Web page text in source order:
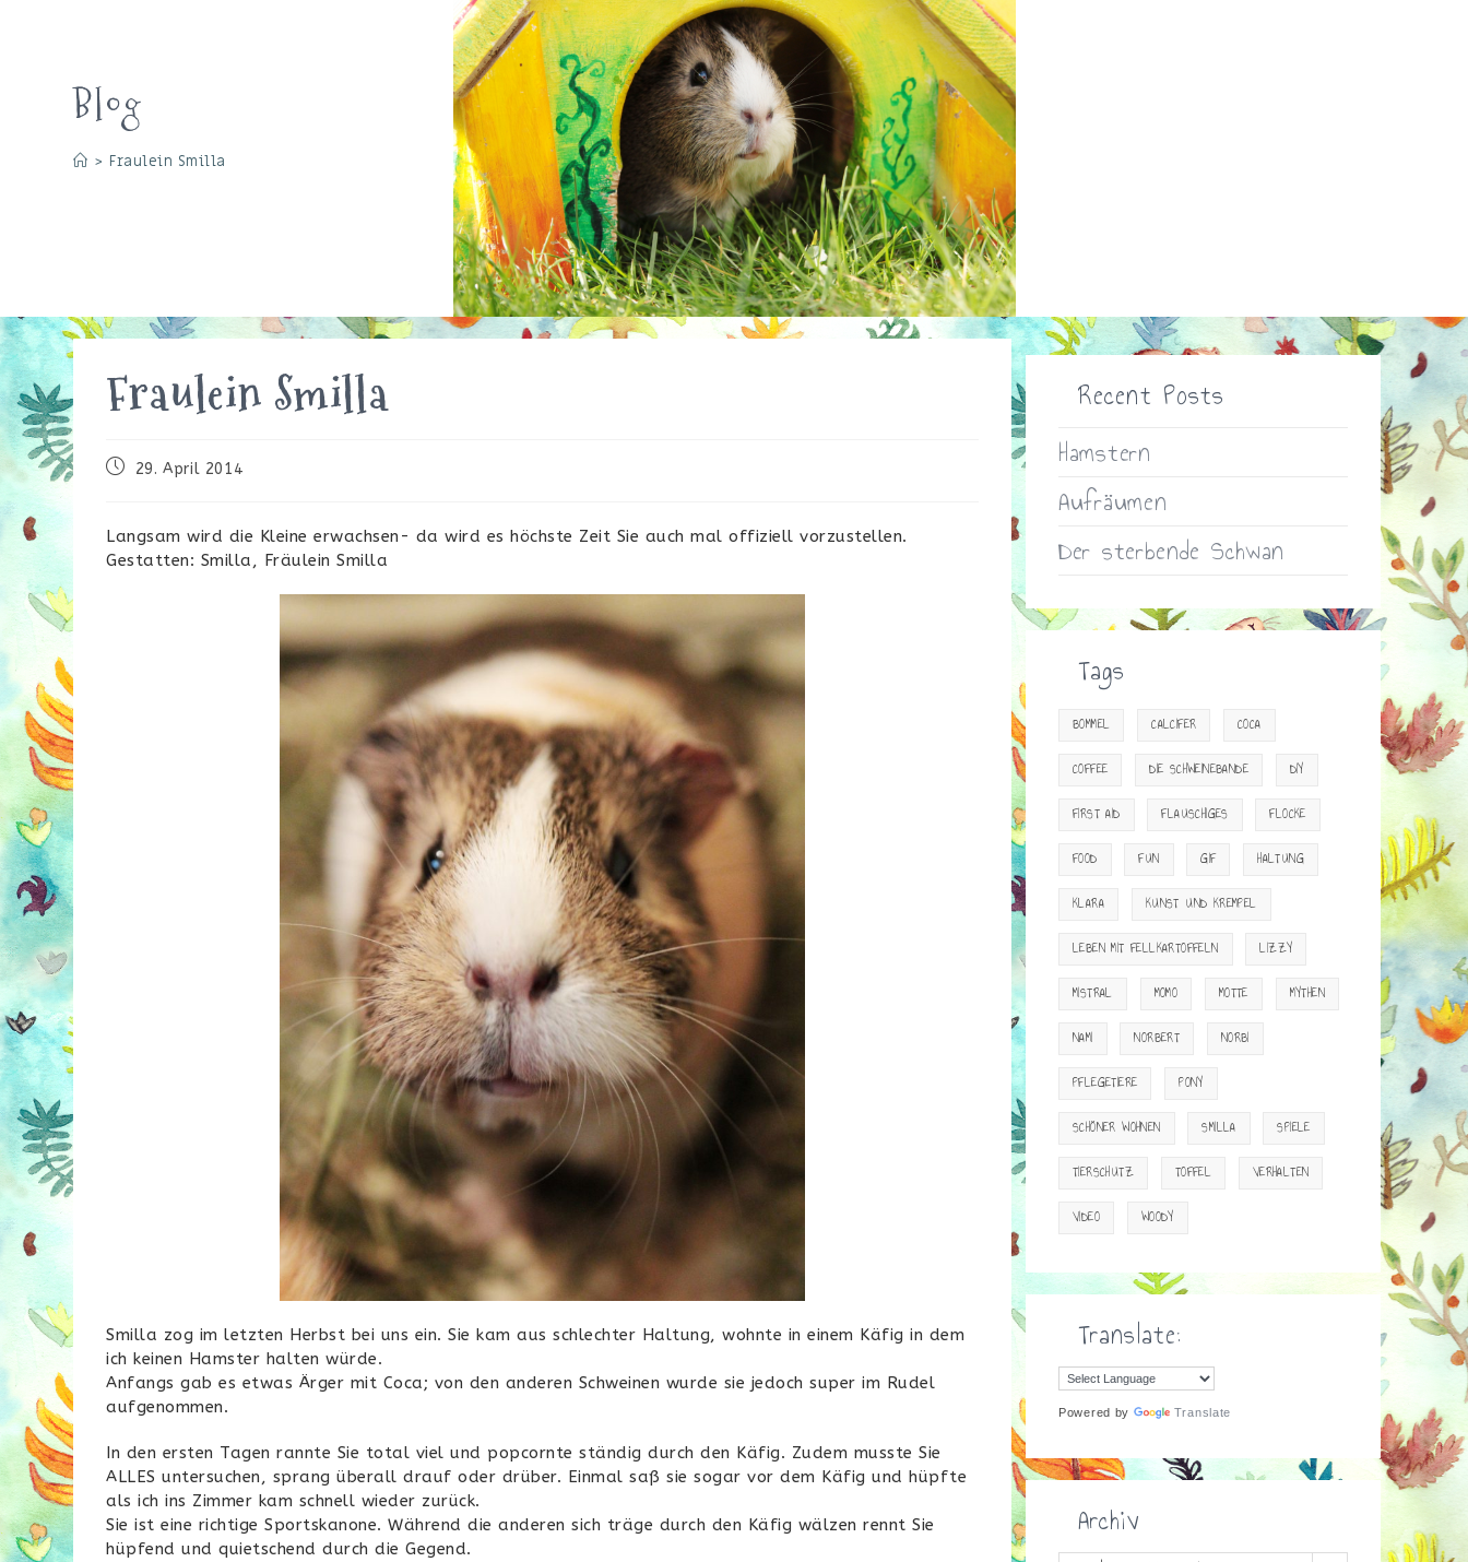
Blog
> Fraulein Smilla
Fraulein Smilla
Beitrag29. April 2014
Langsam wird die Kleine erwachsen- da wird es höchste Zeit Sie auch mal offiziell vorzustellen.
Gestatten: Smilla, Fräulein Smilla
Smilla zog im letzten Herbst bei uns ein. Sie kam aus schlechter Haltung, wohnte in einem Käfig in dem
ich keinen Hamster halten würde.
Anfangs gab es etwas Ärger mit Coca; von den anderen Schweinen wurde sie jedoch super im Rudel
aufgenommen.
In den ersten Tagen rannte Sie total viel und popcornte ständig durch den Käfig. Zudem musste Sie
ALLES untersuchen, sprang überall drauf oder drüber. Einmal saß sie sogar vor dem Käfig und hüpfte
als ich ins Zimmer kam schnell wieder zurück.
Sie ist eine richtige Sportskanone. Während die anderen sich träge durch den Käfig wälzen rennt Sie
hüpfend und quietschend durch die Gegend.
Recent Posts
Hamstern
Aufräumen
Der sterbende Schwan
Tags
BOMMEL CALCIFER COCA
COFFEE DIE SCHWEINEBANDE DIY
FIRST AID FLAUSCHIGES FLOCKE
FOOD FUN GIF HALTUNG
KLARA KUNST UND KREMPEL
LEBEN MIT FELLKARTOFFELN LIZZY
MISTRAL MOMO MOTTE MYTHEN
NAMI NORBERT NORBI
PFLEGETIERE PONY
SCHÖNER WOHNEN SMILLA SPIELE
TIERSCHUTZ TOFFEL VERHALTEN
VIDEO WOODY
Translate:
Powered by Translate
Archiv